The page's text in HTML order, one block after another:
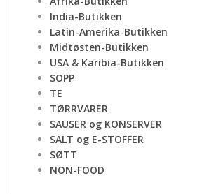
India-Butikken
Latin-Amerika-Butikken
Midtøsten-Butikken
USA & Karibia-Butikken
SOPP
TE
TØRRVARER
SAUSER og KONSERVER
SALT og E-STOFFER
SØTT
NON-FOOD